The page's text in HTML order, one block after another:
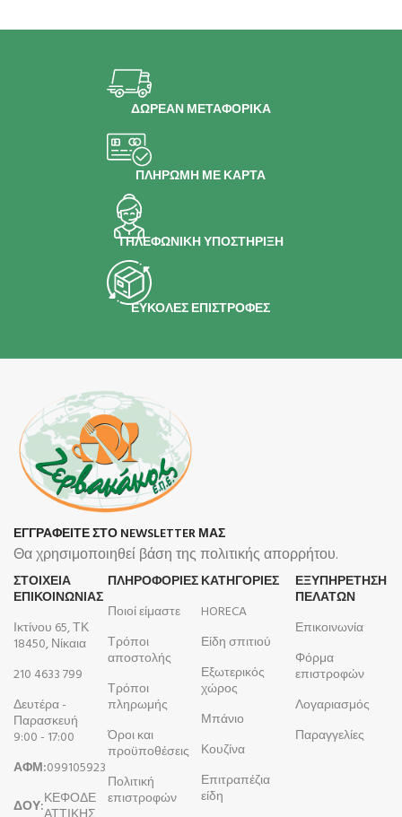
ΔΩΡΕΑΝ ΜΕΤΑΦΟΡΙΚΑ
ΠΛΗΡΩΜΗ ΜΕ ΚΑΡΤΑ
ΤΗΛΕΦΩΝΙΚΗ ΥΠΟΣΤΗΡΙΞΗ
ΕΥΚΟΛΕΣ ΕΠΙΣΤΡΟΦΕΣ
ΕΓΓΡΑΦΕΙΤΕ ΣΤΟ NEWSLETTER ΜΑΣ
Θα χρησιμοποιηθεί βάση της πολιτικής απορρήτου.
ΣΤΟΙΧΕΙΑ
ΕΠΙΚΟΙΝΩΝΙΑΣ
Ικτίνου 65, ΤΚ
18450, Νίκαια
210 4633 799
Δευτέρα -
Παρασκευή
9:00 - 17:00
ΑΦΜ:099105923
ΔΟΥ:ΚΕΦΟΔΕ
ΠΛΗΡΟΦΟΡΊΕΣ
Ποιοί είμαστε
Τρόποι
αποστολής
Τρόποι
πληρωμής
Όροι και
προϋποθέσεις
Πολιτική
επιστροφών
ΚΑΤΗΓΟΡΙΕΣ
HORECA
Είδη σπιτιού
Εξωτερικός
χώρος
Μπάνιο
Κουζίνα
Επιτραπέζια
είδη
ΕΞΥΠΗΡΕΤΗΣΗ
ΠΕΛΑΤΩΝ
Επικοινωνία
Φόρμα
επιστροφών
Λογαριασμός
Παραγγελίες